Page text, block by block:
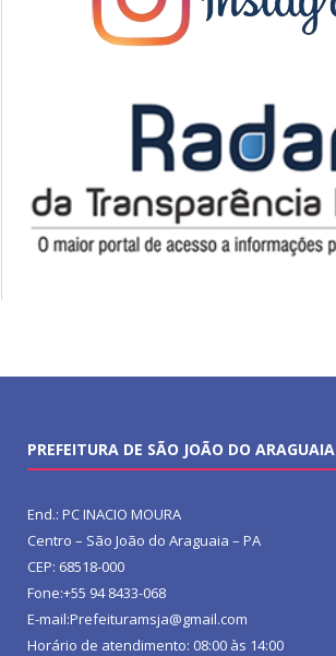
PREFEITURA DE SÃO JOÃO DO ARAGUAIA
End.: PC INACIO MOURA
Centro – São João do Araguaia – PA
CEP: 68518-000
Fone:+55 94 8433-068
E-mail:Prefeituramsja@gmail.com
Horário de atendimento: 08:00 às 14:00